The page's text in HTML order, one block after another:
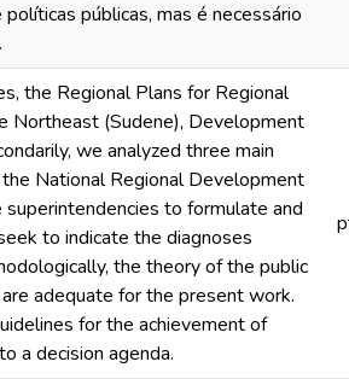
públicas, mas é necessário
the Regional Plans for Regional
Northeast (Sudene), Development
we analyzed three main
National Regional Development
to formulate and
to indicate the diagnoses
the theory of the public
adequate for the present work.
for the achievement of
a decision agenda.